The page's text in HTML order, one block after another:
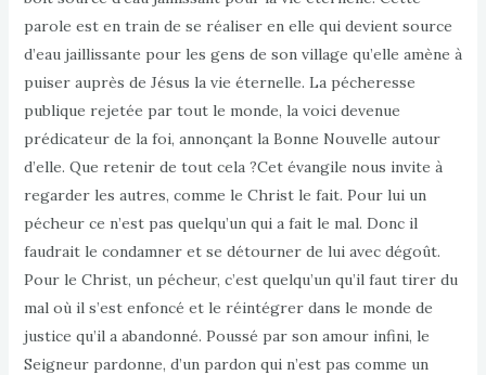
parole est en train de se réaliser en elle qui devient source
d’eau jaillissante pour les gens de son village qu’elle amène à
puiser auprès de Jésus la vie éternelle. La pécheresse
publique rejetée par tout le monde, la voici devenue
prédicateur de la foi, annonçant la Bonne Nouvelle autour
d’elle. Que retenir de tout cela ?Cet évangile nous invite à
regarder les autres, comme le Christ le fait. Pour lui un
pécheur ce n’est pas quelqu’un qui a fait le mal. Donc il
faudrait le condamner et se détourner de lui avec dégoût.
Pour le Christ, un pécheur, c’est quelqu’un qu’il faut tirer du
mal où il s’est enfoncé et le réintégrer dans le monde de
justice qu’il a abandonné. Poussé par son amour infini, le
Seigneur pardonne, d’un pardon qui n’est pas comme un